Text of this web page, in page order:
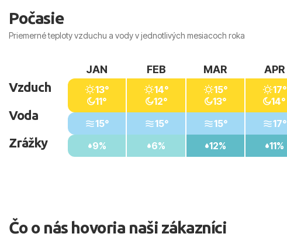
Počasie
Priemerné teploty vzduchu a vody v jednotlivých mesiacoch roka
Vzduch
Voda
Zrážky
JAN
13°
11°
15°
9%
FEB
14°
12°
15°
6%
MAR
15°
13°
15°
12%
APR
17°
14°
17°
11%
Čo o nás hovoria naši zákazníci